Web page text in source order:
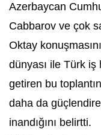
Azerbaycan
Cabbarov ve çok
Oktay
dünyası ile Türk iş
getiren bu
daha da
inandığını belirtti.